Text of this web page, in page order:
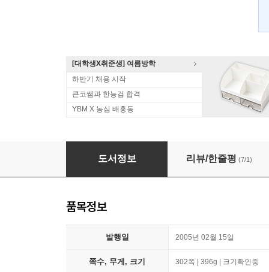
[대학생X취준생] 여름방학
하반기 채용 시작
큰코쌤과 한능검 합격
YBM X 농심 배홍동
내 영단어장을 공개합니다
도서정보 리뷰/한줄평 (7/1)
품목정보
발행일 2005년 02월 15일
쪽수, 무게, 크기 302쪽 | 396g | 크기확인중